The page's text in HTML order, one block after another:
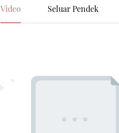
Video Seluar Pendek